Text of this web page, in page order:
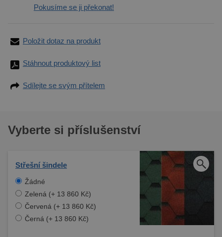
Pokusíme se ji překonat!
Položit dotaz na produkt
Stáhnout produktový list
Sdílejte se svým přítelem
Vyberte si příslušenství
Střešní šindele
Žádné
Zelená (+ 13 860 Kč)
Červená (+ 13 860 Kč)
Černá (+ 13 860 Kč)